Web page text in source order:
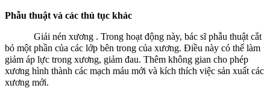
Phẫu thuật và các thủ tục khác
Giải nén xương . Trong hoạt động này, bác sĩ phẫu thuật cắt
bỏ một phần của các lớp bên trong của xương. Điều này có thể làm
giảm áp lực trong xương, giảm đau. Thêm không gian cho phép
xương hình thành các mạch máu mới và kích thích việc sản xuất các
xương mới.